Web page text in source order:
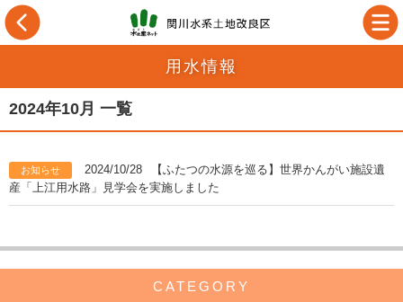
用水情報
2024年10月 一覧
お知らせ 2024/10/28
【ふたつの水源を巡る】世界かんがい施設遺
産「上江用水路」見学会を実施しました
CATEGORY